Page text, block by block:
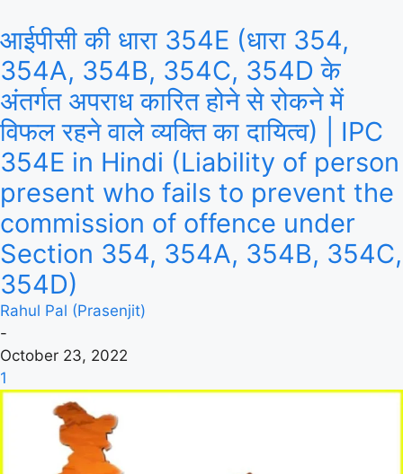
आईपीसी की धारा 354E (धारा 354,
354A, 354B, 354C, 354D के
अंतर्गत अपराध कारित होने से रोकने में
विफल रहने वाले व्यक्ति का दायित्व) | IPC
354E in Hindi (Liability of person
present who fails to prevent the
commission of offence under
Section 354, 354A, 354B, 354C,
354D)
Rahul Pal (Prasenjit)
-
October 23, 2022
1